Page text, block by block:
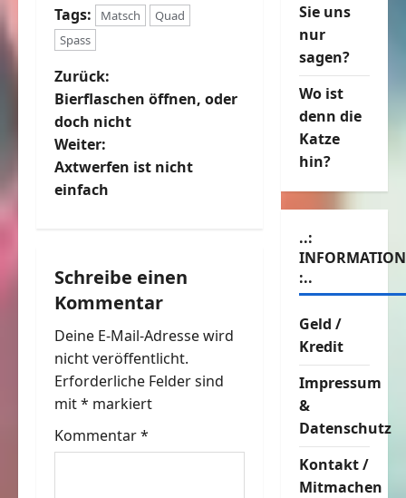
Tags: Matsch
Quad
Spass
B
e
i
t
a
g
s
n
a
v
Zurück:
Bierflaschen öffnen, oder
doch nicht
Weiter:
Axtwerfen ist nicht
einfach
Schreibe einen
Kommentar
Deine E-Mail-Adresse wird
nicht veröffentlicht.
Erforderliche Felder sind
mit* markiert
Kommentar*
Sie uns
nur
sagen?
Wo ist
denn die
Katze
hin?
..:
:..
Geld /
Kredit
Impressum
&
Datenschutz
Kontakt /
Mitmachen